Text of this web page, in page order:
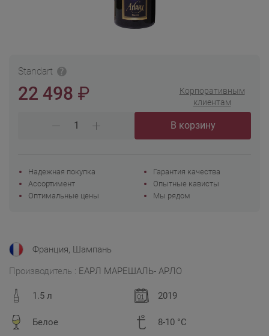
Франция, Шампань
Производитель : ЕАРЛ МАРЕШАЛЬ- АРЛО
1.5 л 2019
Белое 8-10 °C
Standart
22 498 ₽
Корпоративным
клиентам
В корзину
Надежная покупка
Гарантия качества
Ассортимент
Опытные кависты
Оптимальные цены
Мы рядом